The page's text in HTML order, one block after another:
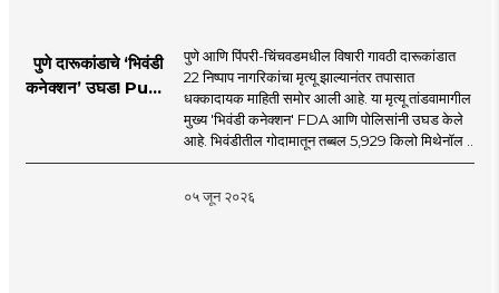
पुणे दारूकांडाचे ‘भिवंडी
कनेक्शन’ उघड! Pune
पुणे आणि पिंपरी-चिंचवडमधील विषारी गावठी दारूकांडात
22 निष्पाप नागरिकांचा मृत्यू झाल्यानंतर तपासात
धक्कादायक माहिती समोर आली आहे. या मृत्यू तांडवामागील
मुख्य 'भिवंडी कनेक्शन' FDA आणि पोलिसांनी उघड केले
आहे. भिवंडीतील गोदामातून तब्बल 5,929 किलो मिथेनॉल ..
०५ जून २०२६